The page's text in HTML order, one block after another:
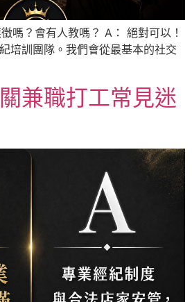
嗎？會有人教嗎？ A： 絕對可以！
培訓團隊。我們會從最基本的社交
兼職打工常見迷